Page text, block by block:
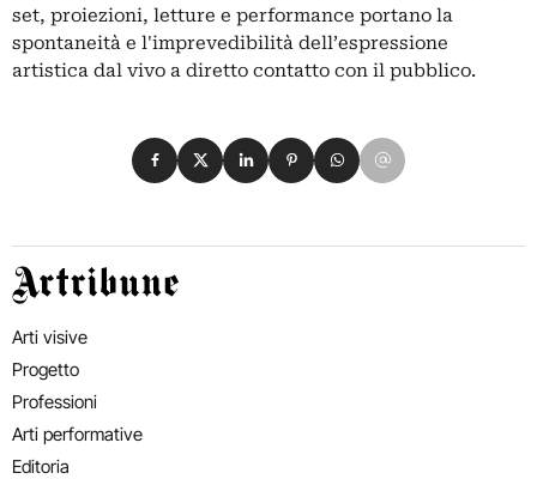
set, proiezioni, letture e performance portano la
spontaneità e l'imprevedibilità dell’espressione
artistica dal vivo a diretto contatto con il pubblico.
Condividi su Facebook
Condividi su X
Condividi su LinkedIn
Condividi su Pinterest
Condividi su WhatsApp
Condividi su Email
Artribune
Arti visive
Progetto
Professioni
Arti performative
Editoria